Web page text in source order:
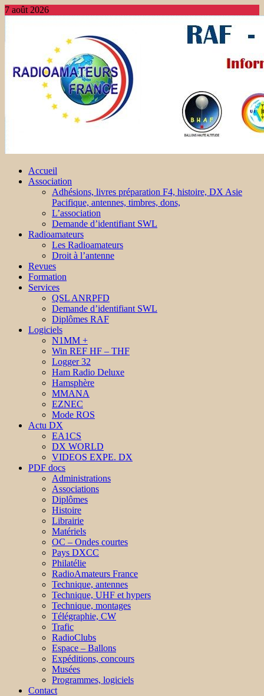
7 août 2026
Accueil
Association
Adhésions, livres préparation F4, histoire, DX Asie
Pacifique, antennes, timbres, dons,
L’association
Demande d’identifiant SWL
Radioamateurs
Les Radioamateurs
Droit à l’antenne
Revues
Formation
Services
QSL ANRPFD
Demande d’identifiant SWL
Diplômes RAF
Logiciels
N1MM +
Win REF HF – THF
Logger 32
Ham Radio Deluxe
Hamsphère
MMANA
EZNEC
Mode ROS
Actu DX
EA1CS
DX WORLD
VIDEOS EXPE. DX
PDF docs
Administrations
Associations
Diplômes
Histoire
Librairie
Matériels
OC – Ondes courtes
Pays DXCC
Philatélie
RadioAmateurs France
Technique, antennes
Technique, UHF et hypers
Technique, montages
Télégraphie, CW
Trafic
RadioClubs
Espace – Ballons
Expéditions, concours
Musées
Programmes, logiciels
Contact